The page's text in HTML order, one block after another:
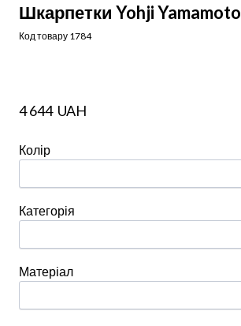
Шкарпетки Yohji Yamamoto
Код товару 1784
4 644  UAH
Колір
Категорія
Матеріал